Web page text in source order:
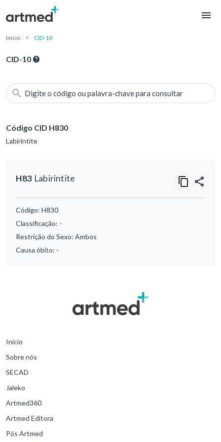
Início CID-10
CID-10
Digite o código ou palavra-chave para consultar
Código CID H830
Labirintite
H83 Labirintite
Código: H830
Classificação: -
Restrição do Sexo: Ambos
Causa óbito: -
Início
Sobre nós
SECAD
Jaleko
Artmed360
Artmed Editora
Pós Artmed